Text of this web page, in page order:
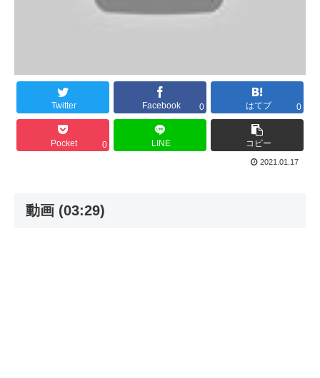
Twitter Facebook 0 はてブ 0
Pocket 0 LINE コピー
2021.01.17
動画 (03:29)